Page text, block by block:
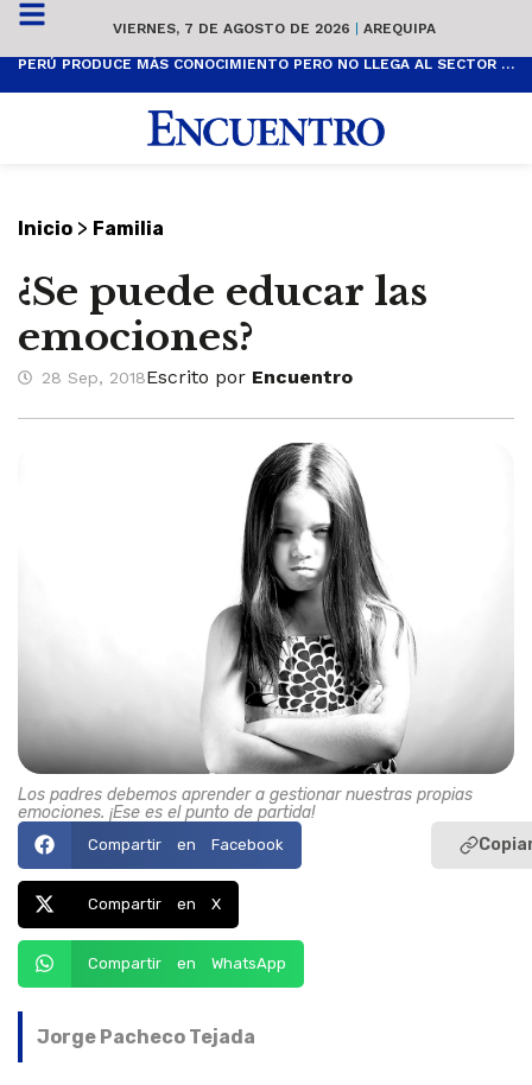
VIERNES, 7 DE AGOSTO DE 2026 | AREQUIPA
PERÚ PRODUCE MÁS CONOCIMIENTO PERO NO LLEGA AL SECTOR PRODUCTIVO
Inicio > Familia
¿Se puede educar las
emociones?
28 Sep, 2018Escrito por Encuentro
Los padres debemos aprender a gestionar nuestras propias
emociones. ¡Ese es el punto de partida!
Compartir en Facebook
Compartir en X
Compartir en WhatsApp
Jorge Pacheco Tejada